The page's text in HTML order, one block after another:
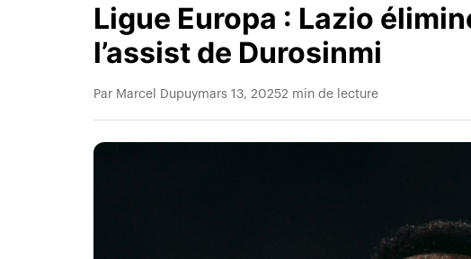
Ligue Europa : Lazio
l’assist de Durosinmi
Par Marcel Dupuymars 13, 20252 min de lecture